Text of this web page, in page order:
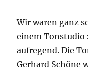
Wir waren ganz
einem Tonstudio
aufregend. Die
Gerhard Schöne